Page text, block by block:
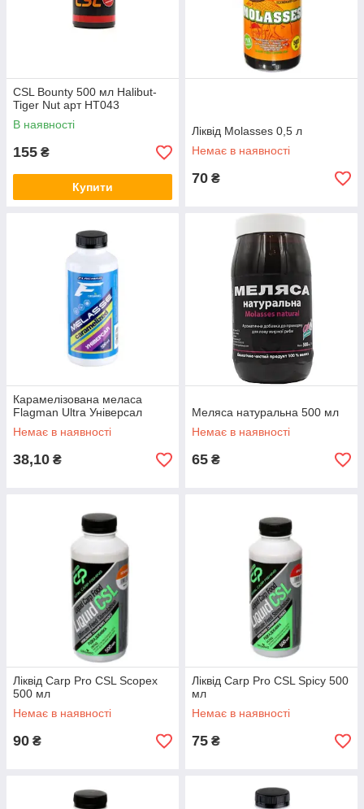
CSL Bounty 500 мл Halibut-
Tiger Nut арт HT043
В наявності
155 ₴
Купити
Ліквід Molasses 0,5 л
Немає в наявності
70 ₴
Карамелізована меласа
Flagman Ultra Універсал
Немає в наявності
38,10 ₴
Меляса натуральна 500 мл
Немає в наявності
65 ₴
Ліквід Carp Pro CSL Scopex
500 мл
Немає в наявності
90 ₴
Ліквід Carp Pro CSL Spicy 500
мл
Немає в наявності
75 ₴